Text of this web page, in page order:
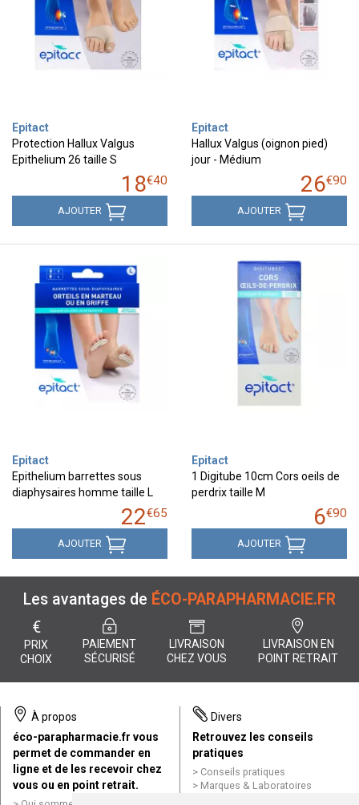
Epitact
Protection Hallux Valgus
Epithelium 26 taille S
18€40
AJOUTER
Epitact
Hallux Valgus (oignon pied)
jour - Médium
26€90
AJOUTER
Epitact
Epithelium barrettes sous
diaphysaires homme taille L
22€65
AJOUTER
Epitact
1 Digitube 10cm Cors oeils de
perdrix taille M
6€90
AJOUTER
Les avantages de ÉCO-PARAPHARMACIE.FR
€
PRIX
CHOIX
PAIEMENT
SÉCURISÉ
LIVRAISON
CHEZ VOUS
LIVRAISON EN
POINT RETRAIT
À propos
éco-parapharmacie.fr vous
permet de commander en
ligne et de les recevoir chez
vous ou en point retrait.
Divers
Retrouvez les conseils
pratiques
Conseils pratiques
Marques & Laboratoires